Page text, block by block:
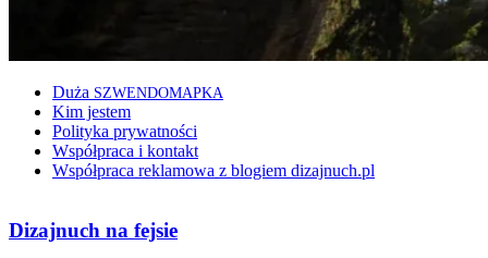
Duża SZWENDOMAPKA
Kim jestem
Polityka prywatności
Współpraca i kontakt
Współpraca reklamowa z blogiem dizajnuch.pl
Dizajnuch na fejsie